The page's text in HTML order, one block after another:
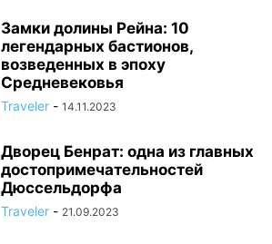
Замки долины Рейна: 10
легендарных бастионов,
возведенных в эпоху
Средневековья
Traveler - 14.11.2023
Дворец Бенрат: одна из главных
достопримечательностей
Дюссельдорфа
Traveler - 21.09.2023